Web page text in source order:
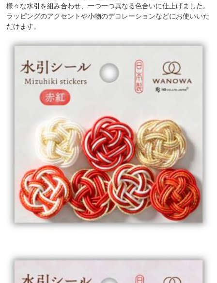
様々な水引を組み合わせ、一つ一つ異なる色合いに仕上げました。
ラッピングのアクセントや小物のデコレーションなどにお使いいた
だけます。